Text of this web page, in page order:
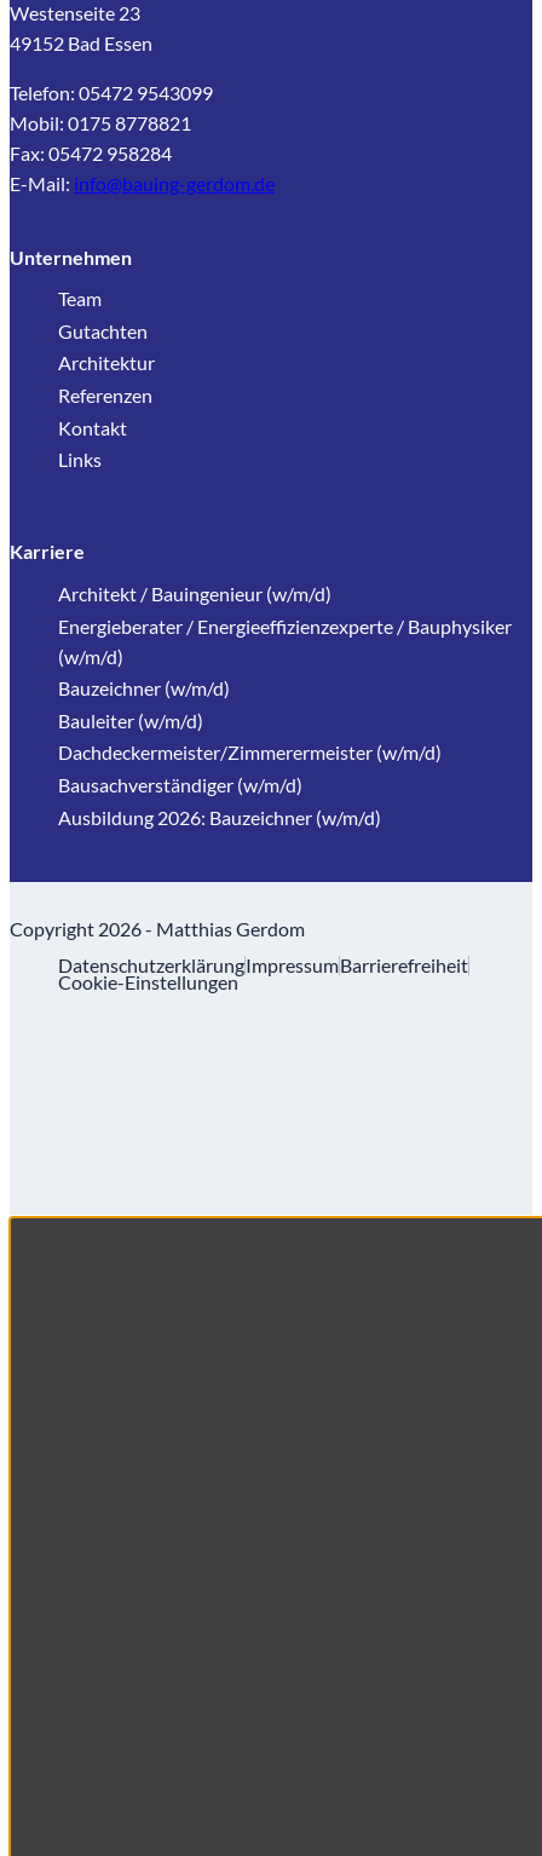
Westenseite 23
49152 Bad Essen
Telefon: 05472 9543099
Mobil: 0175 8778821
Fax: 05472 958284
E-Mail: info@bauing-gerdom.de
Unternehmen
Team
Gutachten
Architektur
Referenzen
Kontakt
Links
Karriere
Architekt / Bauingenieur (w/m/d)
Energieberater / Energieeffizienzexperte / Bauphysiker
(w/m/d)
Bauzeichner (w/m/d)
Bauleiter (w/m/d)
Dachdeckermeister/Zimmerermeister (w/m/d)
Bausachverständiger (w/m/d)
Ausbildung 2026: Bauzeichner (w/m/d)
Copyright 2026 - Matthias Gerdom
DatenschutzerklärungImpressumBarrierefreiheit
Cookie-Einstellungen